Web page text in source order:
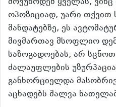
ოპოზიციად, უარი თქვით
მანდატებზე, ეს
მივმართავ მსოფლიო
საზოგადოებას, არ
ძალაუფლების
განხორციელდა
აცხადებს შალვა